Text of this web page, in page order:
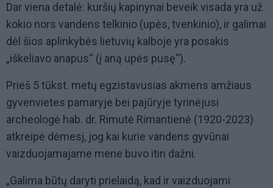
Dar viena detalė: kuršių kapinynai beveik visada yra už
kokio nors vandens telkinio (upės, tvenkinio), ir galimai
dėl šios aplinkybės lietuvių kalboje yra posakis
„iškeliavo anapus“ (į aną upės pusę“).
Prieš 5 tūkst. metų egzistavusias akmens amžiaus
gyvenvietes pamaryje bei pajūryje tyrinėjusi
archeologė hab. dr. Rimutė Rimantienė (1920-2023)
atkreipė dėmesį, jog kai kurie vandens gyvūnai
vaizduojamajame mene buvo itin dažni.
„Galima būtų daryti prielaidą, kad ir vaizduojami